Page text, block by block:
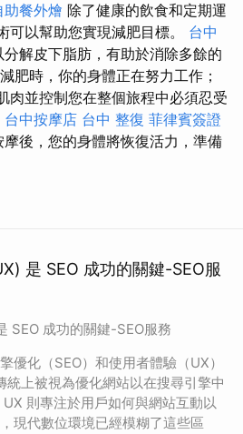
助餐外燴 除了健康的飲食和定期運
可以幫助您實現減肥目標。 台中
解皮下脂肪，有助於消除多餘的
肥時，你的身體正在努力工作；
肉並控制您在整個旅程中必須忍受
台中按摩店 台中 整復 菲律賓簽證
摩後，您的身體將恢復活力，準備
是 SEO 成功的關鍵-SEO服
SEO 成功的關鍵-SEO服務
優化（SEO）和使用者體驗（UX）
統上被視為優化網站以在搜尋引擎中
則專注於用戶如何與網站互動以
現代數位環境已經模糊了這些區